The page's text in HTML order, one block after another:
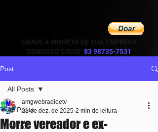
GRAVE A VINHETA DE SUA EMPRESA
CONOSCO LIGUE: 83 98735-7531
Post
All Posts
Política
All Posts
Morre vereador e ex-
amgwebradioetv
21 de dez. de 2025 2 min de leitura